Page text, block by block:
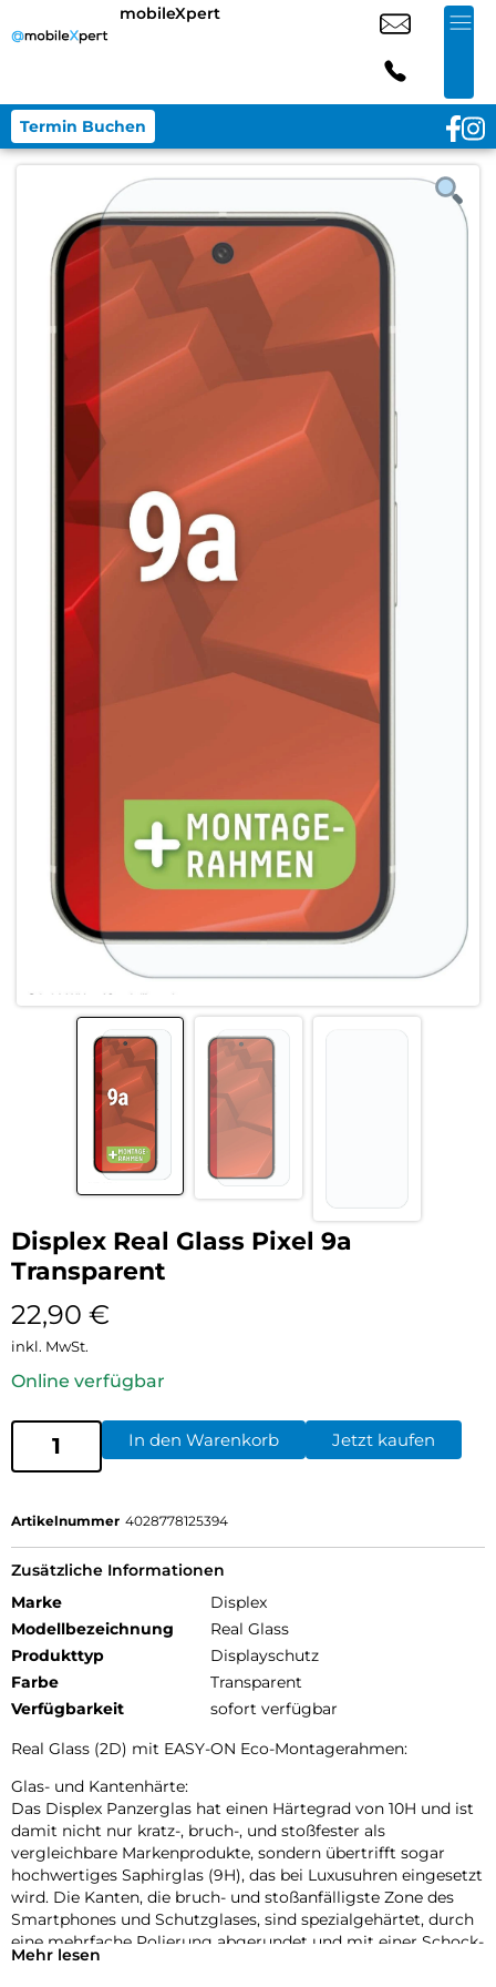
mobileXpert
Termin Buchen
Displex Real Glass Pixel 9a
Transparent
22,90 €
inkl. MwSt.
Online verfügbar
In den Warenkorb Jetzt kaufen
Artikelnummer 4028778125394
Zusätzliche Informationen
Marke
Displex
Modellbezeichnung
Real Glass
Produkttyp
Displayschutz
Farbe
Transparent
Verfügbarkeit
sofort verfügbar
Real Glass (2D) mit EASY-ON Eco-Montagerahmen:
Glas- und Kantenhärte:
Das Displex Panzerglas hat einen Härtegrad von 10H und ist
damit nicht nur kratz-, bruch-, und stoßfester als
vergleichbare Markenprodukte, sondern übertrifft sogar
hochwertiges Saphirglas (9H), das bei Luxusuhren eingesetzt
wird. Die Kanten, die bruch- und stoßanfälligste Zone des
Smartphones und Schutzglases, sind spezialgehärtet, durch
eine mehrfache Polierung abgerundet und mit einer Schock-
absorbierenden Kante (bei Full Cover Schutzgläsern)
Mehr lesen